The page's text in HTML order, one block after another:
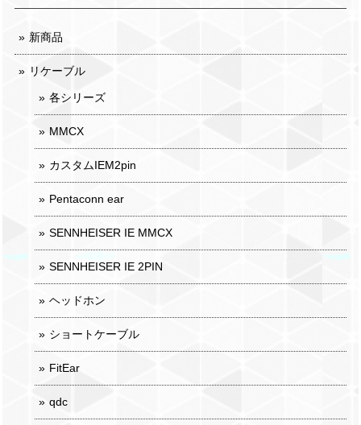
新商品
リケーブル
各シリーズ
MMCX
カスタムIEM2pin
Pentaconn ear
SENNHEISER IE MMCX
SENNHEISER IE 2PIN
ヘッドホン
ショートケーブル
FitEar
qdc